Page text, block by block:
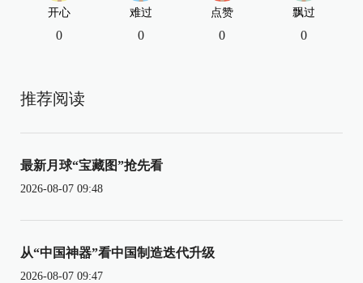
开心
0
难过
0
点赞
0
飘过
0
推荐阅读
最新月球“宝藏图”抢先看
2026-08-07 09:48
从“中国神器”看中国制造迭代升级
2026-08-07 09:47